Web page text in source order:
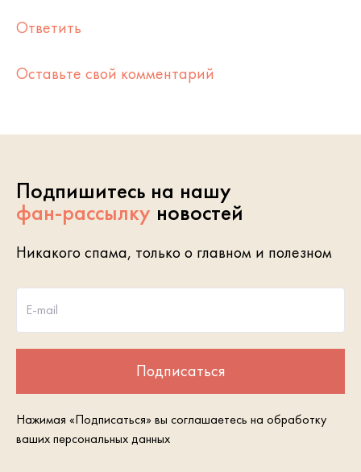
Ответить
Оставьте свой комментарий
Подпишитесь на нашу
фан-рассылку новостей
Никакого спама, только о главном и полезном
E-mail
Подписаться
Нажимая «Подписаться» вы соглашаетесь на обработку
ваших персональных данных